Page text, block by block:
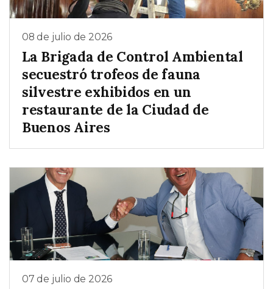
08 de julio de 2026
La Brigada de Control Ambiental
secuestró trofeos de fauna
silvestre exhibidos en un
restaurante de la Ciudad de
Buenos Aires
07 de julio de 2026